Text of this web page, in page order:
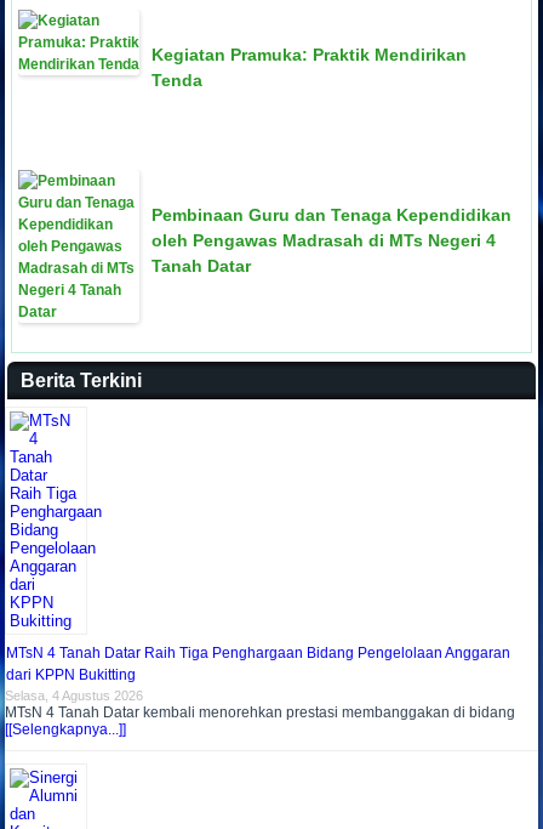
Kegiatan Pramuka: Praktik Mendirikan
Tenda
Pembinaan Guru dan Tenaga Kependidikan
oleh Pengawas Madrasah di MTs Negeri 4
Tanah Datar
Berita Terkini
MTsN 4 Tanah Datar Raih Tiga Penghargaan Bidang Pengelolaan Anggaran
dari KPPN Bukitting
Selasa, 4 Agustus 2026
MTsN 4 Tanah Datar kembali menorehkan prestasi membanggakan di bidang
[[Selengkapnya...]]